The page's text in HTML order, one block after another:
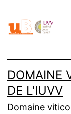
au
DOMAINE
DE L'IUVV
Domaine